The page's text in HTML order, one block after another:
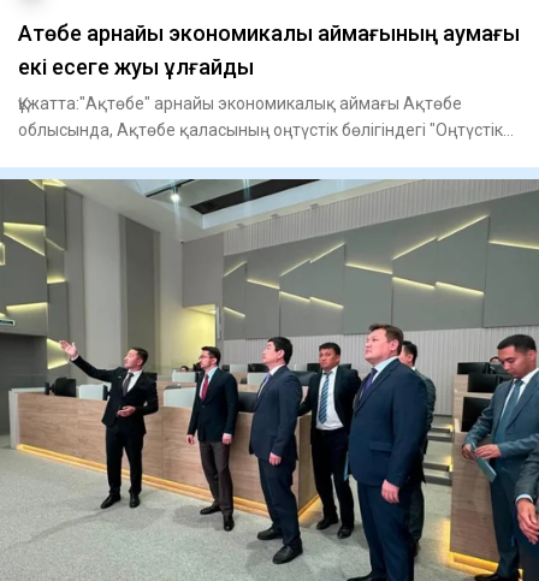
Ақтөбе арнайы экономикалық аймағының аумағы
екі есеге жуық ұлғайды
Құжатта:"Ақтөбе" арнайы экономикалық аймағы Ақтөбе
облысында, Ақтөбе қаласының оңтүстік бөлігіндегі "Оңтүстік